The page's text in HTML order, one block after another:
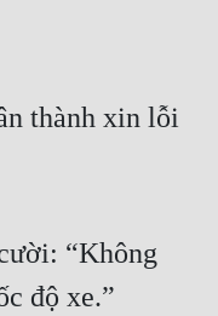
thành xin lỗi
“Không
độ xe.”